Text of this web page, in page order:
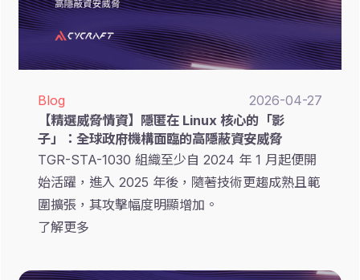
Blog
2026-04-27
【精選威脅情資】隱匿在 Linux 核心的「影
子」：全球政府機構面臨的高隱蔽資安威脅
TGR-STA-1030 組織至少自 2024 年 1 月起便開
始活躍，進入 2025 年後，隨著技術更趨成熟且範
圍擴張，其攻擊幅度明顯增加。
了解更多